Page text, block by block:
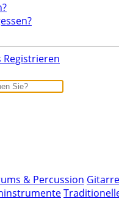
Registrieren
& Percussion